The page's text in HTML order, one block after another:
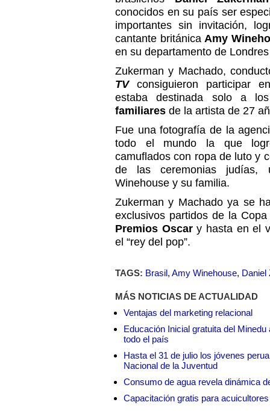
conocidos en su país ser
importantes sin invitación,
cantante británicaAmy
en su departamento de
Zukerman y Machado,
TVconsiguieron participar
estaba destinada solo a
familiares de la artista de 27
Fue una fotografía de la
todo el mundo la que
camuflados con ropa de luto y
de las ceremonias judías,
Winehouse y su familia.
Zukerman y Machado ya se
exclusivos partidos de la
Premios Oscary hasta en el
el “rey del pop”.
TAGS: Brasil, Amy Winehouse, Daniel
MÁS NOTICIAS DE ACTUALIDAD
Ventajas del marketing relacional
Educación Inicial gratuita del
todo el país
Hasta el 31 de julio los jóvenes
Nacional de la Juventud
Consumo de agua revela dinámica
Capacitación gratis para